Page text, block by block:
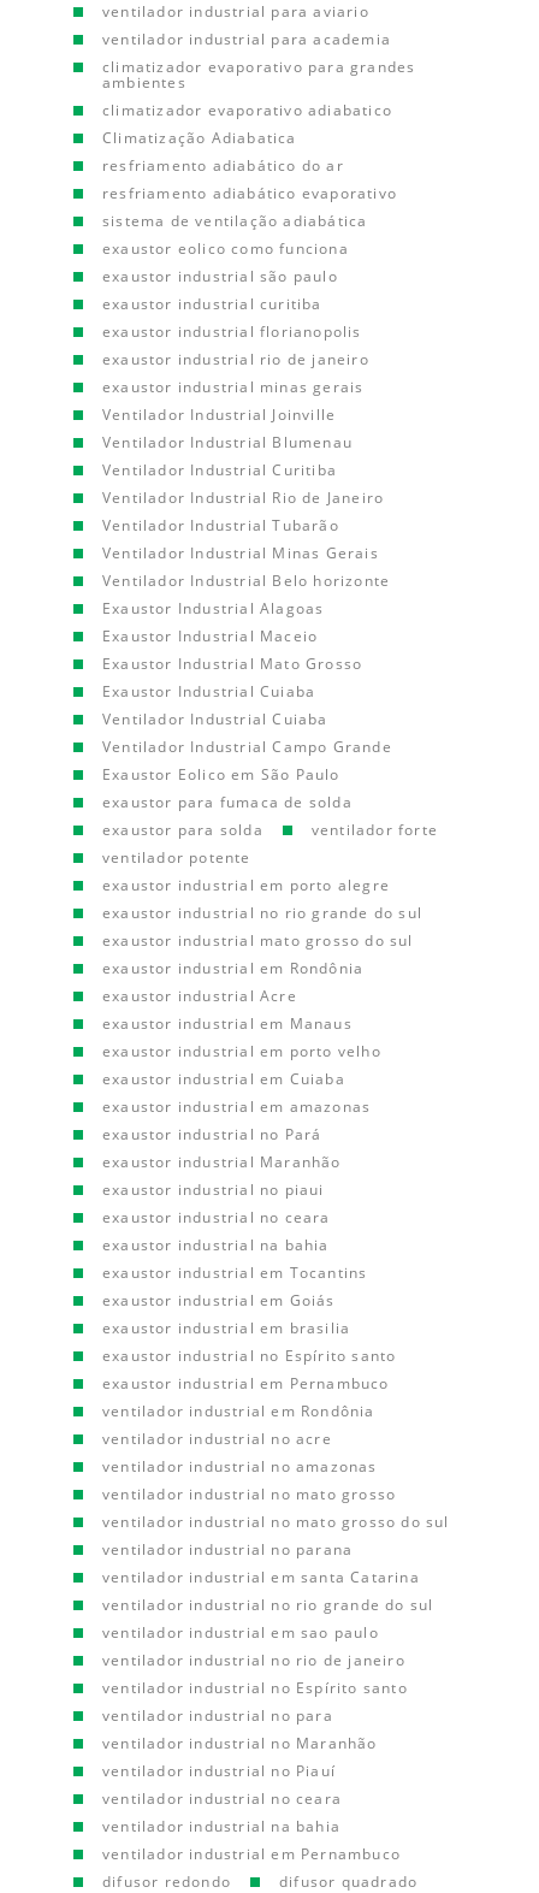
ventilador industrial para aviario
ventilador industrial para academia
climatizador evaporativo para grandes
ambientes
climatizador evaporativo adiabatico
Climatização Adiabatica
resfriamento adiabático do ar
resfriamento adiabático evaporativo
sistema de ventilação adiabática
exaustor eolico como funciona
exaustor industrial são paulo
exaustor industrial curitiba
exaustor industrial florianopolis
exaustor industrial rio de janeiro
exaustor industrial minas gerais
Ventilador Industrial Joinville
Ventilador Industrial Blumenau
Ventilador Industrial Curitiba
Ventilador Industrial Rio de Janeiro
Ventilador Industrial Tubarão
Ventilador Industrial Minas Gerais
Ventilador Industrial Belo horizonte
Exaustor Industrial Alagoas
Exaustor Industrial Maceio
Exaustor Industrial Mato Grosso
Exaustor Industrial Cuiaba
Ventilador Industrial Cuiaba
Ventilador Industrial Campo Grande
Exaustor Eolico em São Paulo
exaustor para fumaca de solda
exaustor para solda
ventilador forte
ventilador potente
exaustor industrial em porto alegre
exaustor industrial no rio grande do sul
exaustor industrial mato grosso do sul
exaustor industrial em Rondônia
exaustor industrial Acre
exaustor industrial em Manaus
exaustor industrial em porto velho
exaustor industrial em Cuiaba
exaustor industrial em amazonas
exaustor industrial no Pará
exaustor industrial Maranhão
exaustor industrial no piaui
exaustor industrial no ceara
exaustor industrial na bahia
exaustor industrial em Tocantins
exaustor industrial em Goiás
exaustor industrial em brasilia
exaustor industrial no Espírito santo
exaustor industrial em Pernambuco
ventilador industrial em Rondônia
ventilador industrial no acre
ventilador industrial no amazonas
ventilador industrial no mato grosso
ventilador industrial no mato grosso do sul
ventilador industrial no parana
ventilador industrial em santa Catarina
ventilador industrial no rio grande do sul
ventilador industrial em sao paulo
ventilador industrial no rio de janeiro
ventilador industrial no Espírito santo
ventilador industrial no para
ventilador industrial no Maranhão
ventilador industrial no Piauí
ventilador industrial no ceara
ventilador industrial na bahia
ventilador industrial em Pernambuco
difusor redondo
difusor quadrado